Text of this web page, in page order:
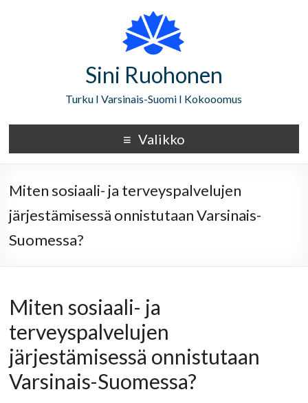
Sini Ruohonen
Turku I Varsinais-Suomi I Kokooomus
Valikko
Miten sosiaali- ja terveyspalvelujen
järjestämisessä onnistutaan Varsinais-
Suomessa?
Miten sosiaali- ja
terveyspalvelujen
järjestämisessä onnistutaan
Varsinais-Suomessa?